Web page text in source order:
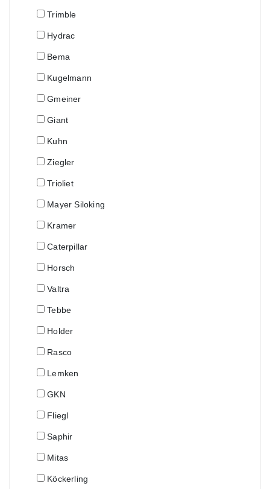
Trimble
Hydrac
Bema
Kugelmann
Gmeiner
Giant
Kuhn
Ziegler
Trioliet
Mayer Siloking
Kramer
Caterpillar
Horsch
Valtra
Tebbe
Holder
Rasco
Lemken
GKN
Fliegl
Saphir
Mitas
Köckerling